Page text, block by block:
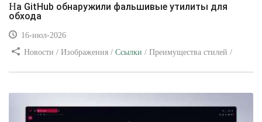
На GitHub обнаружили фальшивые утилиты для
обхода
16-июл-2026
Новости / Изображения / Ссылки / Преимущества стилей /